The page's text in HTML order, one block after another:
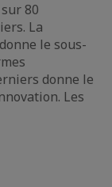
80
La
le sous-
donne le
Les